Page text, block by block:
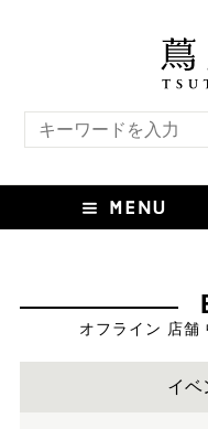
オフライン 店舗
イベ